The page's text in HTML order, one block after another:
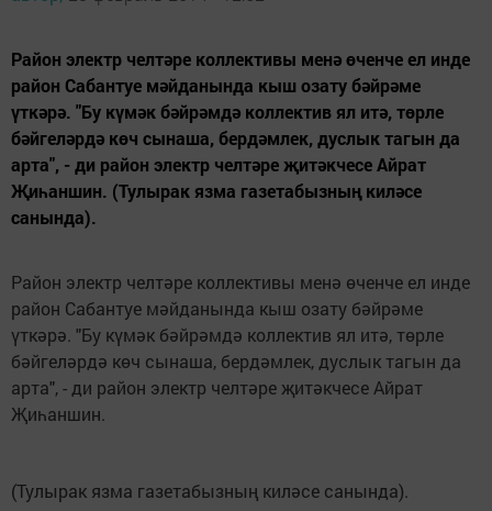
Район электр челтәре коллективы менә өченче ел инде
район Сабантуе мәйданында кыш озату бәйрәме
үткәрә. "Бу күмәк бәйрәмдә коллектив ял итә, төрле
бәйгеләрдә көч сынаша, бердәмлек, дуслык тагын да
арта", - ди район электр челтәре җитәкчесе Айрат
Җиһаншин. (Тулырак язма газетабызның киләсе
санында).
Район электр челтәре коллективы менә өченче ел инде
район Сабантуе мәйданында кыш озату бәйрәме
үткәрә. "Бу күмәк бәйрәмдә коллектив ял итә, төрле
бәйгеләрдә көч сынаша, бердәмлек, дуслык тагын да
арта", - ди район электр челтәре җитәкчесе Айрат
Җиһаншин.
(Тулырак язма газетабызның киләсе санында).